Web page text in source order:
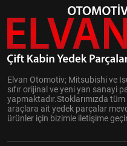
Elvan Otomotiv; Mitsubishi ve
sıfır orijinal ve yeni yan sanayi
yapmaktadır.Stoklarımızda
araçlara ait yedek parçalar
ürünler için bizimle iletişime